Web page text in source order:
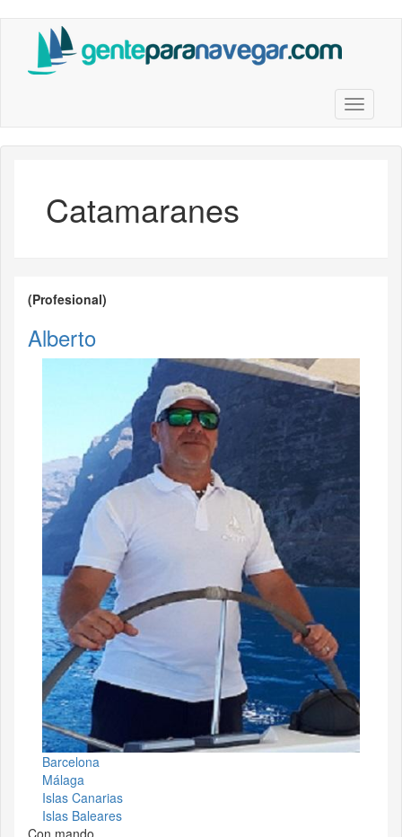
contenido
Toggle
Catamaranes
(Profesional)
Alberto
Barcelona
Málaga
Islas Canarias
Islas Baleares
Con mando.